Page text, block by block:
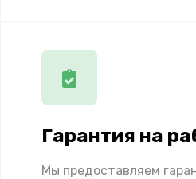
Гарантия на
Мы предоставляем